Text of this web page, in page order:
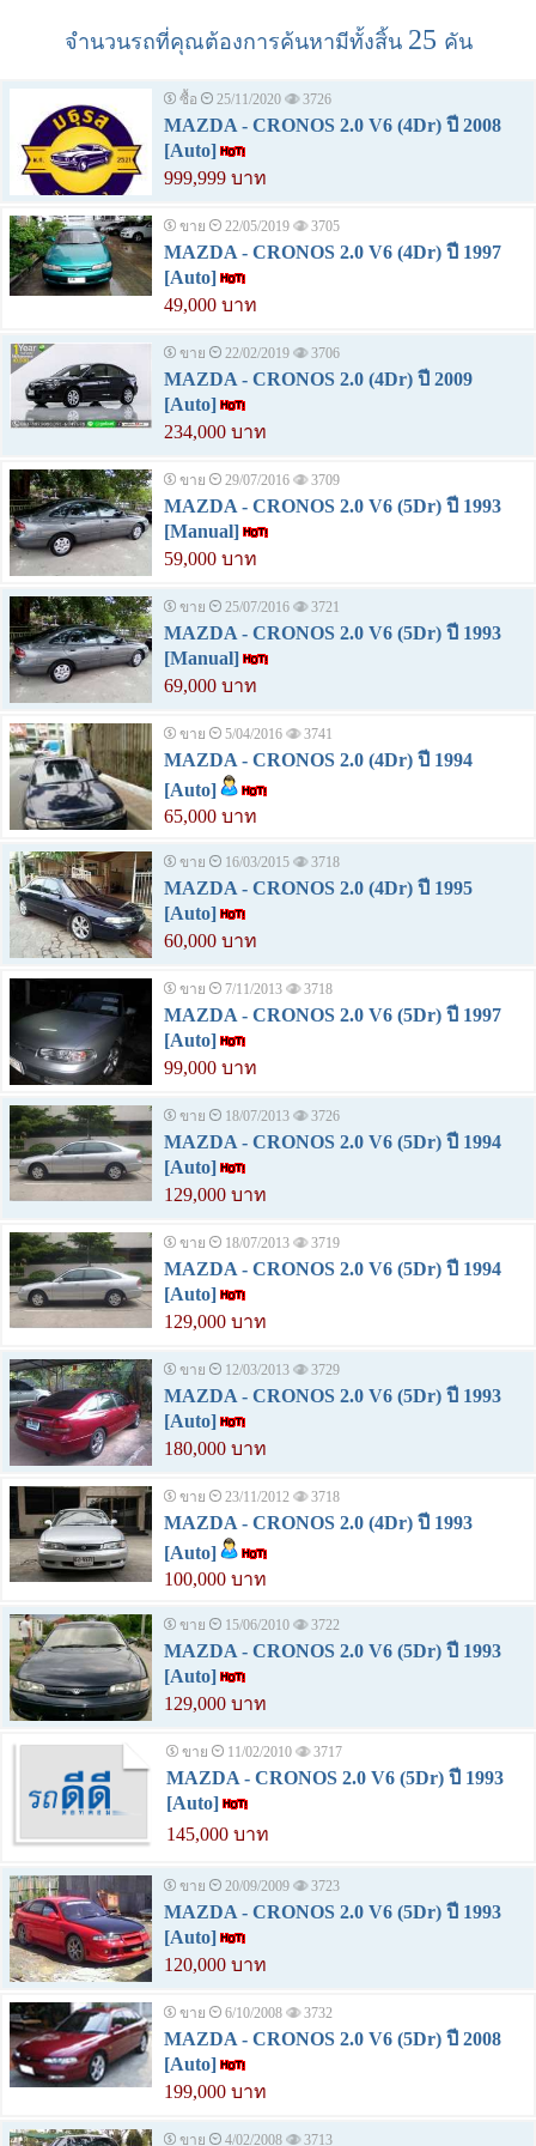
จำนวนรถที่คุณต้องการค้นหามีทั้งสิ้น 25 คัน
ซื้อ 25/11/2020 3726
MAZDA - CRONOS 2.0 V6 (4Dr) ปี 2008
[Auto]
999,999 บาท
ขาย 22/05/2019 3705
MAZDA - CRONOS 2.0 V6 (4Dr) ปี 1997
[Auto]
49,000 บาท
ขาย 22/02/2019 3706
MAZDA - CRONOS 2.0 (4Dr) ปี 2009
[Auto]
234,000 บาท
ขาย 29/07/2016 3709
MAZDA - CRONOS 2.0 V6 (5Dr) ปี 1993
[Manual]
59,000 บาท
ขาย 25/07/2016 3721
MAZDA - CRONOS 2.0 V6 (5Dr) ปี 1993
[Manual]
69,000 บาท
ขาย 5/04/2016 3741
MAZDA - CRONOS 2.0 (4Dr) ปี 1994
[Auto]
65,000 บาท
ขาย 16/03/2015 3718
MAZDA - CRONOS 2.0 (4Dr) ปี 1995
[Auto]
60,000 บาท
ขาย 7/11/2013 3718
MAZDA - CRONOS 2.0 V6 (5Dr) ปี 1997
[Auto]
99,000 บาท
ขาย 18/07/2013 3726
MAZDA - CRONOS 2.0 V6 (5Dr) ปี 1994
[Auto]
129,000 บาท
ขาย 18/07/2013 3719
MAZDA - CRONOS 2.0 V6 (5Dr) ปี 1994
[Auto]
129,000 บาท
ขาย 12/03/2013 3729
MAZDA - CRONOS 2.0 V6 (5Dr) ปี 1993
[Auto]
180,000 บาท
ขาย 23/11/2012 3718
MAZDA - CRONOS 2.0 (4Dr) ปี 1993
[Auto]
100,000 บาท
ขาย 15/06/2010 3722
MAZDA - CRONOS 2.0 V6 (5Dr) ปี 1993
[Auto]
129,000 บาท
ขาย 11/02/2010 3717
MAZDA - CRONOS 2.0 V6 (5Dr) ปี 1993
[Auto]
145,000 บาท
ขาย 20/09/2009 3723
MAZDA - CRONOS 2.0 V6 (5Dr) ปี 1993
[Auto]
120,000 บาท
ขาย 6/10/2008 3732
MAZDA - CRONOS 2.0 V6 (5Dr) ปี 2008
[Auto]
199,000 บาท
ขาย 4/02/2008 3713